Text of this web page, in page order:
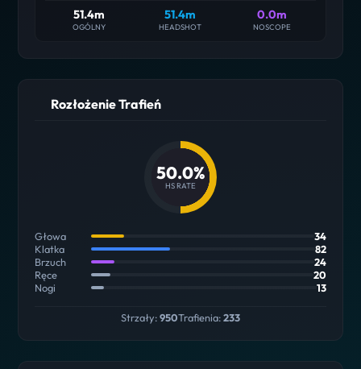
51.4m
OGÓLNY
51.4m
HEADSHOT
0.0m
NOSCOPE
Rozłożenie Trafień
50.0%
HS RATE
Głowa
34
Klatka
82
Brzuch
24
Ręce
20
Nogi
13
Strzały:950Trafienia:233